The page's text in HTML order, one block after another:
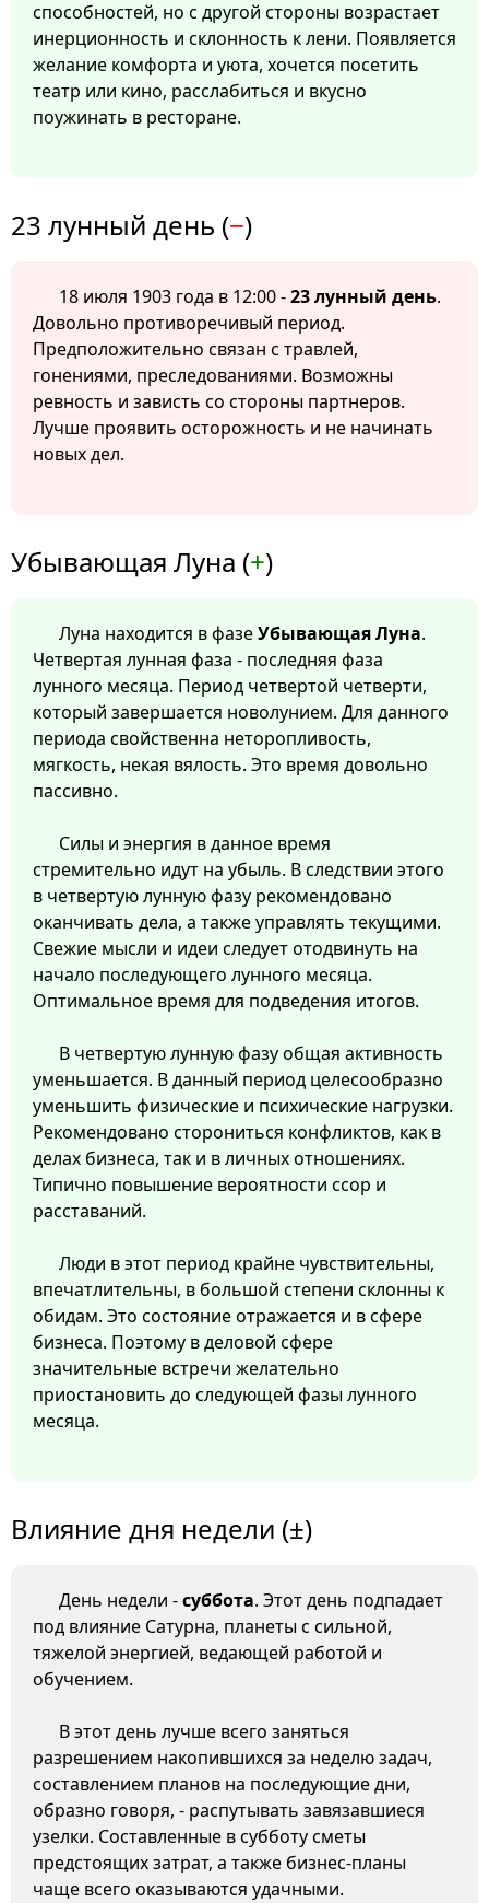
способностей, но с другой стороны возрастает
инерционность и склонность к лени. Появляется
желание комфорта и уюта, хочется посетить
театр или кино, расслабиться и вкусно
поужинать в ресторане.
23 лунный день (−)
18 июля 1903 года в 12:00 -23 лунный день.
Довольно противоречивый период.
Предположительно связан с травлей,
гонениями, преследованиями. Возможны
ревность и зависть со стороны партнеров.
Лучше проявить осторожность и не начинать
новых дел.
Убывающая Луна (+)
Луна находится в фазеУбывающая Луна.
Четвертая лунная фаза - последняя фаза
лунного месяца. Период четвертой четверти,
который завершается новолунием. Для данного
периода свойственна неторопливость,
мягкость, некая вялость. Это время довольно
пассивно.
Силы и энергия в данное время
стремительно идут на убыль. В следствии этого
в четвертую лунную фазу рекомендовано
оканчивать дела, а также управлять текущими.
Свежие мысли и идеи следует отодвинуть на
начало последующего лунного месяца.
Оптимальное время для подведения итогов.
В четвертую лунную фазу общая активность
уменьшается. В данный период целесообразно
уменьшить физические и психические нагрузки.
Рекомендовано сторониться конфликтов, как в
делах бизнеса, так и в личных отношениях.
Типично повышение вероятности ссор и
расставаний.
Люди в этот период крайне чувствительны,
впечатлительны, в большой степени склонны к
обидам. Это состояние отражается и в сфере
бизнеса. Поэтому в деловой сфере
значительные встречи желательно
приостановить до следующей фазы лунного
месяца.
Влияние дня недели (±)
День недели -суббота. Этот день подпадает
под влияние Сатурна, планеты с сильной,
тяжелой энергией, ведающей работой и
обучением.
В этот день лучше всего заняться
разрешением накопившихся за неделю задач,
составлением планов на последующие дни,
образно говоря, - распутывать завязавшиеся
узелки. Составленные в субботу сметы
предстоящих затрат, а также бизнес-планы
чаще всего оказываются удачными.